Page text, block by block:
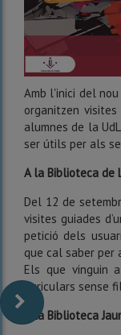
Amb l'inici del
organitzen
alumnes de la
ser útils per als
A la Biblioteca de
Del 12 de
visites guiades
petició dels
que cal saber per
Els que vinguin
auriculars sense
A la Biblioteca